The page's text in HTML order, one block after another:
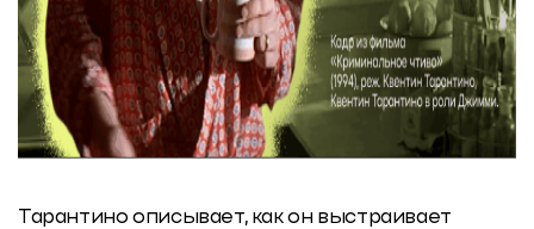
Тарантино описывает, как он выстраивает